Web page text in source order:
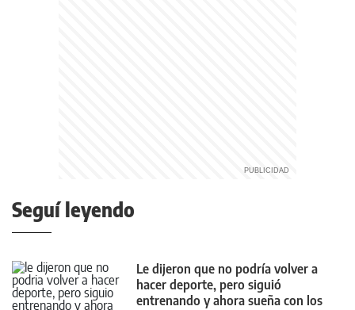
Seguí leyendo
Le dijeron que no podría volver a
hacer deporte, pero siguió
entrenando y ahora sueña con los